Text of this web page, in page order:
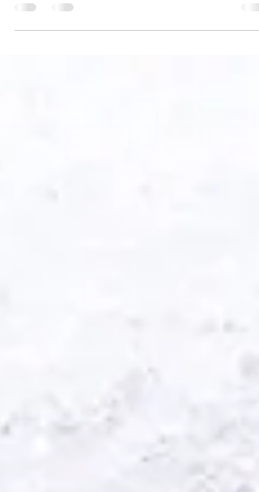
Beurteile einen Tag nicht danach, welche Ernte
am Abend eingefahren hast. Sondern danach,